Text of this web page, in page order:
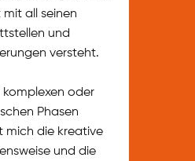
mit all seinen
und
versteht.
oder
Phasen
mich die kreative
und die